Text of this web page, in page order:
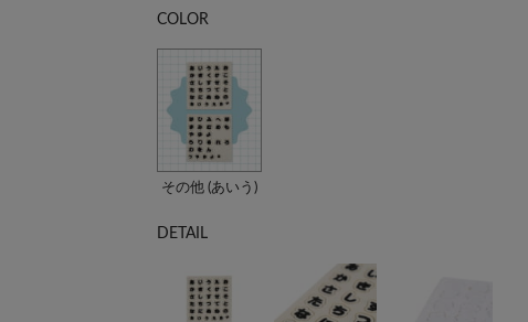
COLOR
その他 (あいう)
DETAIL